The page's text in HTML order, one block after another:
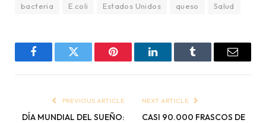
bacteria E.coli Estados Unidos queso Salud
FacebookTwitter Pinterest LinkedInTumblr Email
PREVIOUS ARTICLE
DÍA MUNDIAL DEL SUEÑO:
NEXT ARTICLE
CASI 90.000 FRASCOS DE